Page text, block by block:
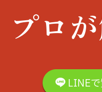
プロ
LINE